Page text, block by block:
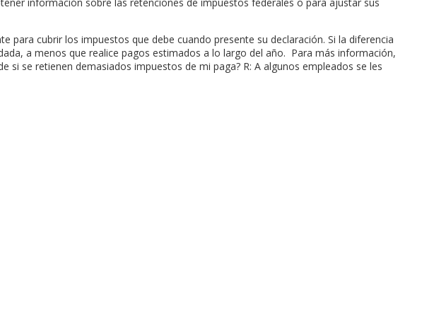
para cubrir los impuestos que debe cuando presente su declaración. Si la diferencia
a menos que realice pagos estimados a lo largo del año. Para más información,
si se retienen demasiados impuestos de mi paga? R: A algunos empleados se les